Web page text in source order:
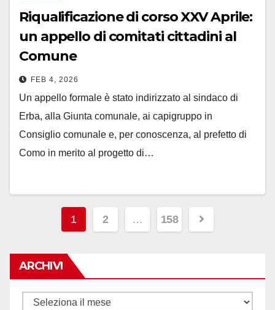
Riqualificazione di corso XXV Aprile:
un appello di comitati cittadini al
Comune
FEB 4, 2026
Un appello formale è stato indirizzato al sindaco di
Erba, alla Giunta comunale, ai capigruppo in
Consiglio comunale e, per conoscenza, al prefetto di
Como in merito al progetto di…
Paginazione
articoli
1 2 … 158
ARCHIVI
Archivi